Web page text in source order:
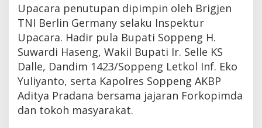
Upacara penutupan dipimpin oleh Brigjen
TNI Berlin Germany selaku Inspektur
Upacara. Hadir pula Bupati Soppeng H.
Suwardi Haseng, Wakil Bupati Ir. Selle KS
Dalle, Dandim 1423/Soppeng Letkol Inf. Eko
Yuliyanto, serta Kapolres Soppeng AKBP
Aditya Pradana bersama jajaran Forkopimda
dan tokoh masyarakat.